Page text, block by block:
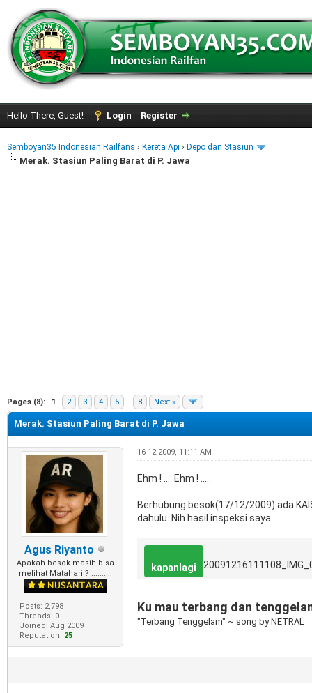
Hello There, Guest! Login Register
Semboyan35 Indonesian Railfans › Kereta Api › Depo dan Stasiun
Merak. Stasiun Paling Barat di P. Jawa
Pages (8): 1 2 3 4 5 … 8 Next »
Merak. Stasiun Paling Barat di P. Jawa
Agus Riyanto
Apakah besok masih bisa
melihat Matahari ? ..........
Posts: 2,798
Threads: 0
Joined: Aug 2009
Reputation: 25
16-12-2009, 11:11 AM
Ehm ! .... Ehm ! .....
Berhubung besok(17/12/2009) ada
dahulu. Nih hasil inspeksi saya ....
kapanlagi
Ku mau terbang dan
"Terbang Tenggelam" ~ song by NETRAL